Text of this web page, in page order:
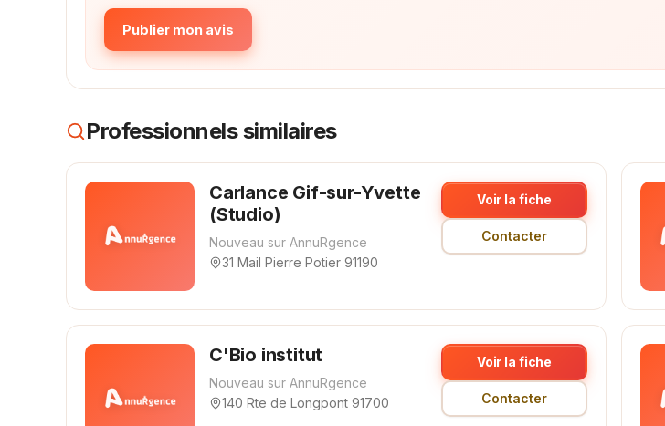
Publier mon avis
Professionnels similaires
Carlance Gif-sur-Yvette
(Studio)
Nouveau sur AnnuRgence
31 Mail Pierre Potier 91190
Voir la fiche
Contacter
C'Bio institut
Nouveau sur AnnuRgence
140 Rte de Longpont 91700
Voir la fiche
Contacter